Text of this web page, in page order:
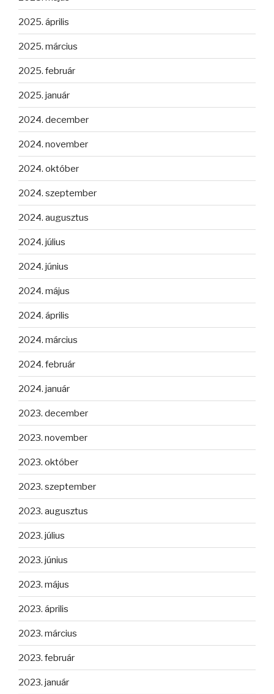
2025. április
2025. március
2025. február
2025. január
2024. december
2024. november
2024. október
2024. szeptember
2024. augusztus
2024. július
2024. június
2024. május
2024. április
2024. március
2024. február
2024. január
2023. december
2023. november
2023. október
2023. szeptember
2023. augusztus
2023. július
2023. június
2023. május
2023. április
2023. március
2023. február
2023. január